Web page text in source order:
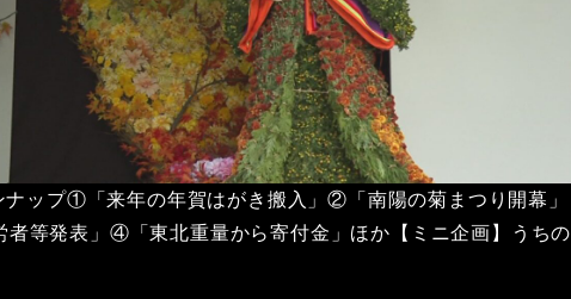
ップ①「来年の年賀はがき搬入」②「南陽の菊まつり開幕」
等発表」④「東北重量から寄付金」ほか【ミニ企画】うちの